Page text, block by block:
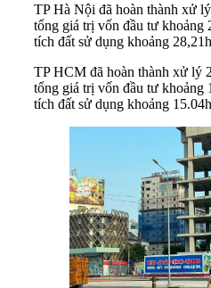
TP Hà Nội đã hoàn thành xử
tổng giá trị vốn đầu tư khoảng
tích đất sử dụng khoảng
TP HCM đã hoàn thành xử lý
tổng giá trị vốn đầu tư khoảng
tích đất sử dụng khoảng